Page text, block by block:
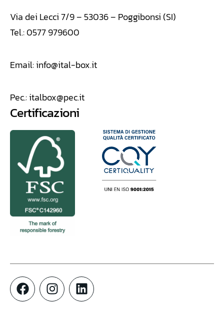
Via dei Lecci 7/9 – 53036 – Poggibonsi (SI)
Tel.: 0577 979600
Email:info@ital-box.it
Pec.:italbox@pec.it
Certificazioni